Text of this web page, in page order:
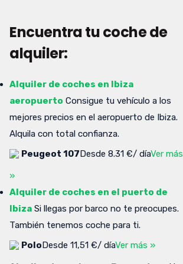
Encuentra tu coche de
alquiler:
Alquiler de coches en Ibiza
aeropuerto Consigue tu vehículo a los
mejores precios en el aeropuerto de Ibiza.
Alquila con total confianza.
Peugeot 107Desde 8.31 €/ díaVer más
»
Alquiler de coches en el puerto de
Ibiza Si llegas por barco no te preocupes.
También tenemos coche para ti.
PoloDesde 11,51 €/ díaVer más »